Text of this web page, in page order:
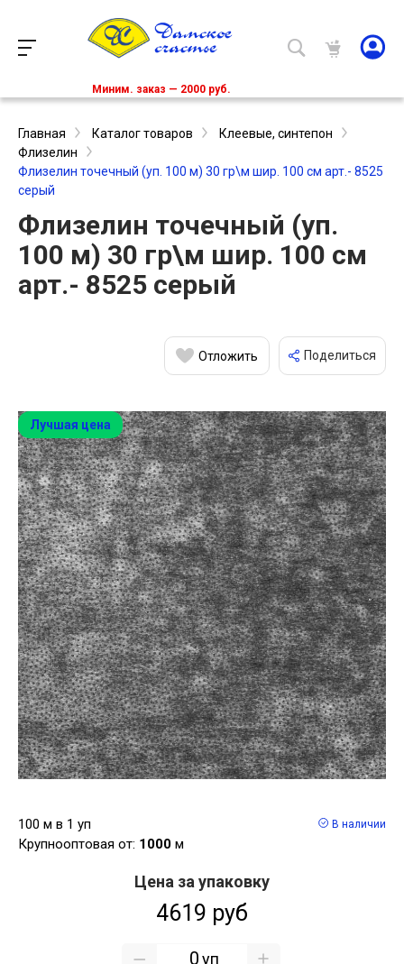
Миним. заказ — 2000 руб.
Главная Каталог товаров
Клеевые, синтепон
Флизелин
Флизелин точечный (уп. 100 м) 30 гр\м шир. 100 см арт.- 8525
серый
Флизелин точечный (уп.
100 м) 30 гр\м шир. 100 см
арт.- 8525 серый
Отложить Поделиться
Лучшая цена
100 м в 1 уп
Крупнооптовая от: 1000 м
В наличии
Цена за упаковку
4619 руб
уп